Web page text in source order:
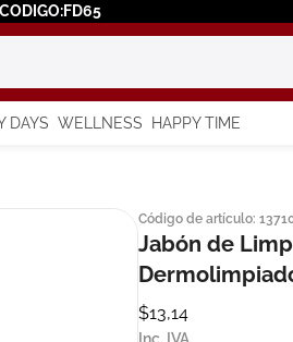
DAYS WELLNESS HAPPY TIME
Código de artículo:
Jabón de
$13,14